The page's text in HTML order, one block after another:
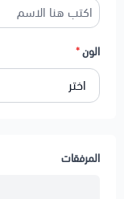
الون*
المرفقات